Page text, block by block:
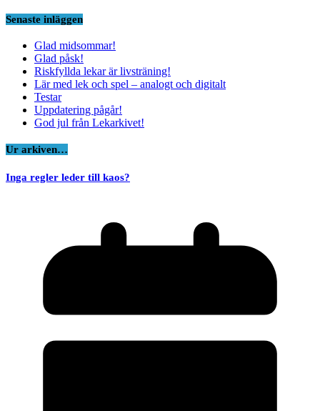
Senaste inläggen
Glad midsommar!
Glad påsk!
Riskfyllda lekar är livsträning!
Lär med lek och spel – analogt och digitalt
Testar
Uppdatering pågår!
God jul från Lekarkivet!
Ur arkiven…
Inga regler leder till kaos?